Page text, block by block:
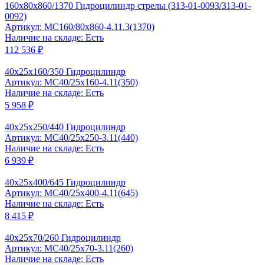
160x80x860/1370 Гидроцилиндр стрелы (313-01-0093/313-01-
0092)
Артикул: MC160/80x860-4.11.3(1370)
Наличие на складе: Есть
112 536 ₽
40x25x160/350 Гидроцилиндр
Артикул: MC40/25x160-4.11(350)
Наличие на складе: Есть
5 958 ₽
40x25x250/440 Гидроцилиндр
Артикул: MC40/25x250-3.11(440)
Наличие на складе: Есть
6 939 ₽
40x25x400/645 Гидроцилиндр
Артикул: MC40/25x400-4.11(645)
Наличие на складе: Есть
8 415 ₽
40x25x70/260 Гидроцилиндр
Артикул: MC40/25x70-3.11(260)
Наличие на складе: Есть